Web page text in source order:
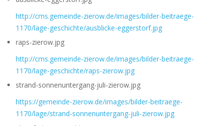
http://cms.gemeinde-zierow.de/images/bilder-beitraege-
1170/lage-geschichte/ausblicke-eggerstorf.jpg
raps-zierow.jpg
http://cms.gemeinde-zierow.de/images/bilder-beitraege-
1170/lage-geschichte/raps-zierow.jpg
strand-sonnenuntergang-juli-zierow.jpg
https://gemeinde-zierow.de/images/bilder-beitraege-
1170/lage/strand-sonnenuntergang-juli-zierow.jpg